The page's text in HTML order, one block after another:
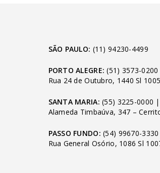
SÃO PAULO: (11) 94230-4499
PORTO ALEGRE: (51) 3573-0200
Rua 24 de Outubro, 1440 Sl
SANTA MARIA: (55) 3225-0000 |
Alameda Timbaúva, 347 –
PASSO FUNDO: (54) 99670-3330
Rua General Osório, 1086 Sl